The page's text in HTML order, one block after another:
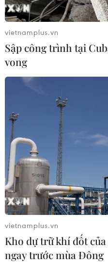
vietnamplus.vn
Sập công trình tại
vong
vietnamplus.vn
Kho dự trữ khí đốt của
ngay trước mùa Đông